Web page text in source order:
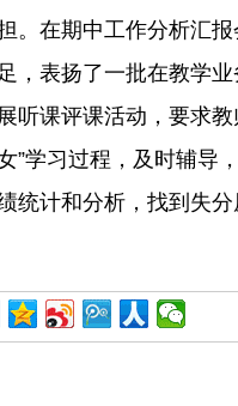
。在期中工作分析汇
足，表扬了一批在教学
展听课评课活动，要求教
”学习过程，及时辅导
统计和分析，找到失